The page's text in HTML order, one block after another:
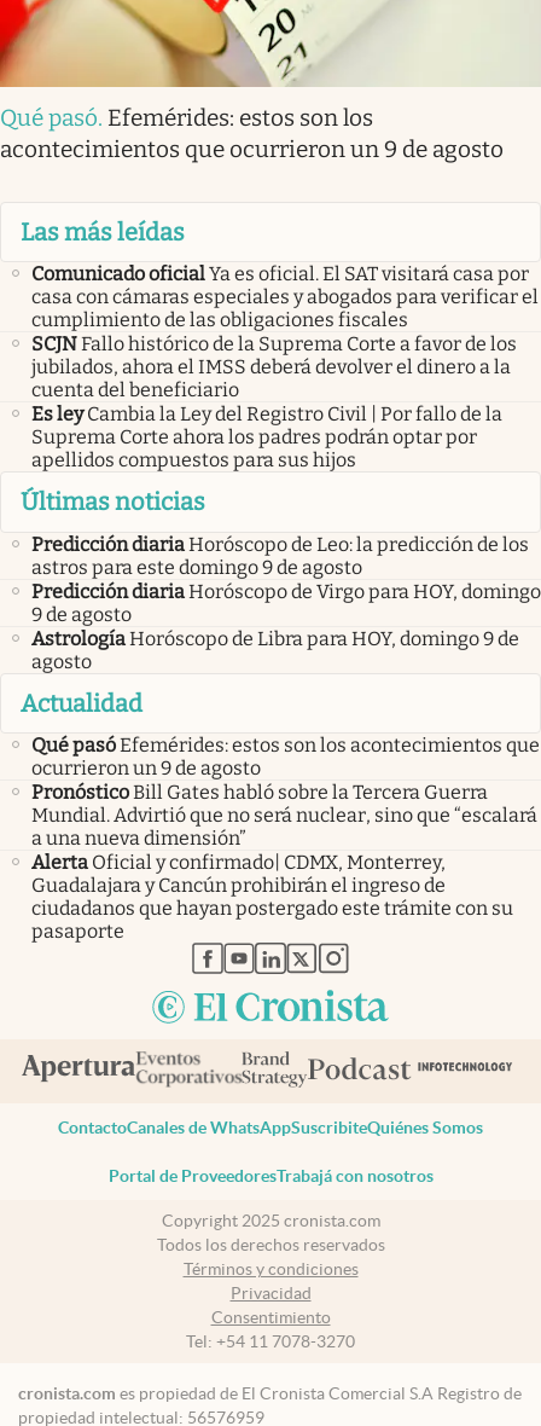
Qué pasó. Efemérides: estos son los
acontecimientos que ocurrieron un 9 de agosto
Las más leídas
Comunicado oficialYa es oficial. El SAT visitará casa por
casa con cámaras especiales y abogados para verificar el
cumplimiento de las obligaciones fiscales
SCJNFallo histórico de la Suprema Corte a favor de los
jubilados, ahora el IMSS deberá devolver el dinero a la
cuenta del beneficiario
Es ley Cambia la Ley del Registro Civil | Por fallo de la
Suprema Corte ahora los padres podrán optar por
apellidos compuestos para sus hijos
Últimas noticias
Predicción diariaHoróscopo de Leo: la predicción de los
astros para este domingo 9 de agosto
Predicción diariaHoróscopo de Virgo para HOY, domingo
9 de agosto
AstrologíaHoróscopo de Libra para HOY, domingo 9 de
agosto
Actualidad
Qué pasóEfemérides: estos son los acontecimientos que
ocurrieron un 9 de agosto
PronósticoBill Gates habló sobre la Tercera Guerra
Mundial. Advirtió que no será nuclear, sino que “escalará
a una nueva dimensión”
Alerta Oficial y confirmado| CDMX, Monterrey,
Guadalajara y Cancún prohibirán el ingreso de
ciudadanos que hayan postergado este trámite con su
pasaporte
abre en nueva pestaña
abre en nueva pestaña
abre en nueva pestaña
abre en nueva pestaña
abre en nueva pestaña
ContactoCanales de WhatsAppSuscribiteQuiénes Somos
Portal de ProveedoresTrabajá con nosotros
Copyright 2025 cronista.com
Todos los derechos reservados
Términos y condiciones
Privacidad
Consentimiento
Tel: +54 11 7078-3270
cronista.com es propiedad de El Cronista Comercial S.A Registro de
propiedad intelectual: 56576959